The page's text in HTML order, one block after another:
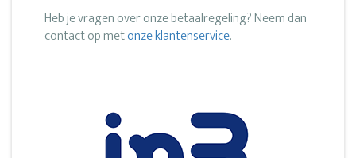
Heb je vragen over onze betaalregeling? Neem dan
contact op metonze klantenservice.